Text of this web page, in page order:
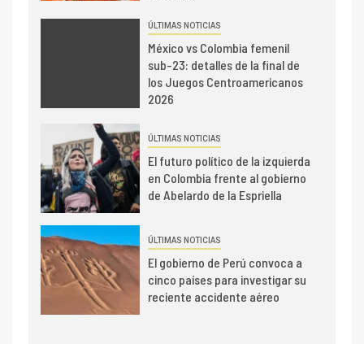
ÚLTIMAS NOTICIAS
México vs Colombia femenil
sub-23: detalles de la final de
los Juegos Centroamericanos
2026
ÚLTIMAS NOTICIAS
El futuro político de la izquierda
en Colombia frente al gobierno
de Abelardo de la Espriella
ÚLTIMAS NOTICIAS
El gobierno de Perú convoca a
cinco países para investigar su
reciente accidente aéreo